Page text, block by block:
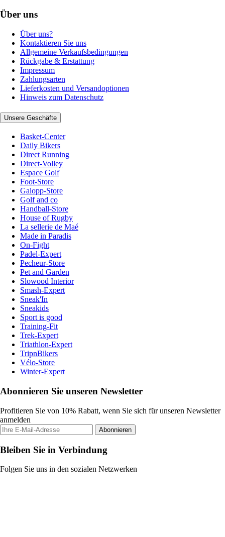
Über uns
Über uns?
Kontaktieren Sie uns
Allgemeine Verkaufsbedingungen
Rückgabe & Erstattung
Impressum
Zahlungsarten
Lieferkosten und Versandoptionen
Hinweis zum Datenschutz
Unsere Geschäfte
Basket-Center
Daily Bikers
Direct Running
Direct-Volley
Espace Golf
Foot-Store
Galopp-Store
Golf and co
Handball-Store
House of Rugby
La sellerie de Maé
Made in Paradis
On-Fight
Padel-Expert
Pecheur-Store
Pet and Garden
Slowood Interior
Smash-Expert
Sneak'In
Sneakids
Sport is good
Training-Fit
Trek-Expert
Triathlon-Expert
TripnBikers
Vélo-Store
Winter-Expert
Abonnieren Sie unseren Newsletter
Profitieren Sie von 10% Rabatt, wenn Sie sich für unseren Newsletter
anmelden
Abonnieren
Bleiben Sie in Verbindung
Folgen Sie uns in den sozialen Netzwerken